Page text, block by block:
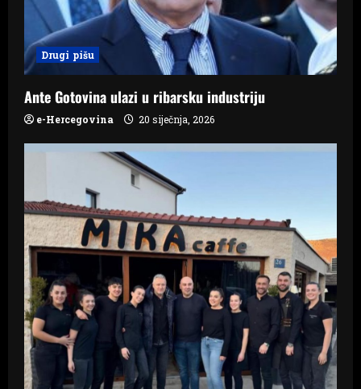
i
o
n
Drugi pišu
Ante Gotovina ulazi u ribarsku industriju
e-Hercegovina 20 siječnja, 2026